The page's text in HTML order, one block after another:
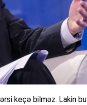
keçə bilməz. Lakin bu